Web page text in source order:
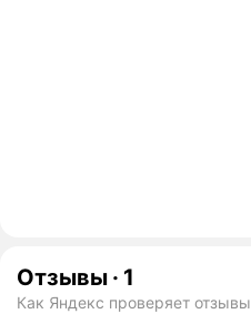
Отзывы · 1
Как Яндекс проверяет отзывы